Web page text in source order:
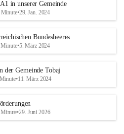
in unserer Gemeinde
Minute•29. Jan. 2024
Bundesheeres
Minute•5. März 2024
der Gemeinde Tobaj
•11. März 2024
Minute•29. Juni 2026